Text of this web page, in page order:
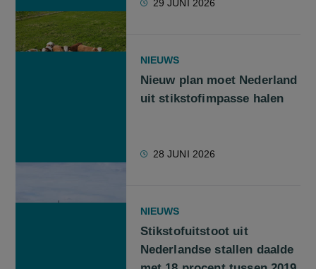
29 JUNI 2026
NIEUWS
Nieuw plan moet Nederland
uit stikstofimpasse halen
28 JUNI 2026
NIEUWS
Stikstofuitstoot uit
Nederlandse stallen daalde